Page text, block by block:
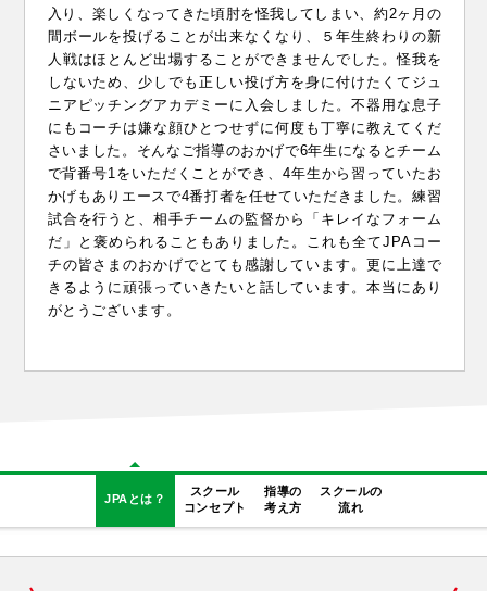
入り、楽しくなってきた頃肘を怪我してしまい、約2ヶ月の
間ボールを投げることが出来なくなり、５年生終わりの新
人戦はほとんど出場することができませんでした。怪我を
しないため、少しでも正しい投げ方を身に付けたくてジュ
ニアピッチングアカデミーに入会しました。不器用な息子
にもコーチは嫌な顔ひとつせずに何度も丁寧に教えてくだ
さいました。そんなご指導のおかげで6年生になるとチーム
で背番号1をいただくことができ、4年生から習っていたお
かげもありエースで4番打者を任せていただきました。練習
試合を行うと、相手チームの監督から「キレイなフォーム
だ」と褒められることもありました。これも全てJPAコー
チの皆さまのおかげでとても感謝しています。更に上達で
きるように頑張っていきたいと話しています。本当にあり
がとうございます。
JPAとは？
スクール
コンセプト
指導の
考え方
スクールの
流れ